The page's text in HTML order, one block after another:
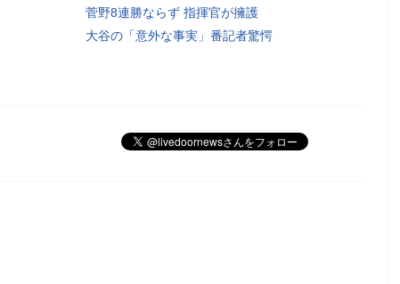
菅野8連勝ならず 指揮官が擁護
大谷の「意外な事実」番記者驚愕